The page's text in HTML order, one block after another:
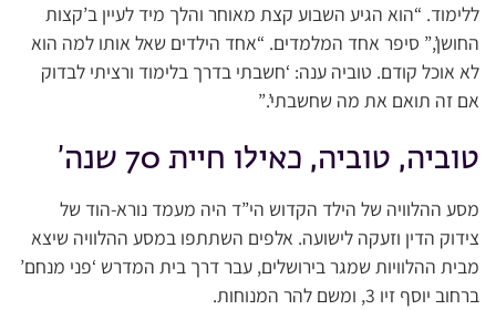
ללימוד. “הוא הגיע השבוע קצת מאוחר והלך מיד לעיין ב’קצות
החושן’,” סיפר אחד המלמדים. “אחד הילדים שאל אותו למה הוא
לא אוכל קודם. טוביה ענה: ‘חשבתי בדרך בלימוד ורציתי לבדוק
אם זה תואם את מה שחשבתי’.”
טוביה, טוביה, כאילו חיית 70 שנה’
מסע ההלוויה של הילד הקדוש הי”ד היה מעמד נורא-הוד של
צידוק הדין וזעקה לישועה. אלפים השתתפו במסע ההלוויה שיצא
מבית ההלוויות שמגר בירושלים, עבר דרך בית המדרש ‘פני מנחם’
ברחוב יוסף זיו 3, ומשם להר המנוחות.